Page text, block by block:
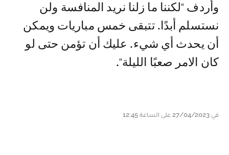
وأردف "لكننا ما زلنا نريد المنافسة ولن
نستسلم أبدًا. تتبقى خمس مباريات ويمكن
أن يحدث أي شيء. عليك أن تؤمن حتى لو
كان الامر صعبًا الليلة".
في 27/04/2023 على الساعة 12:45